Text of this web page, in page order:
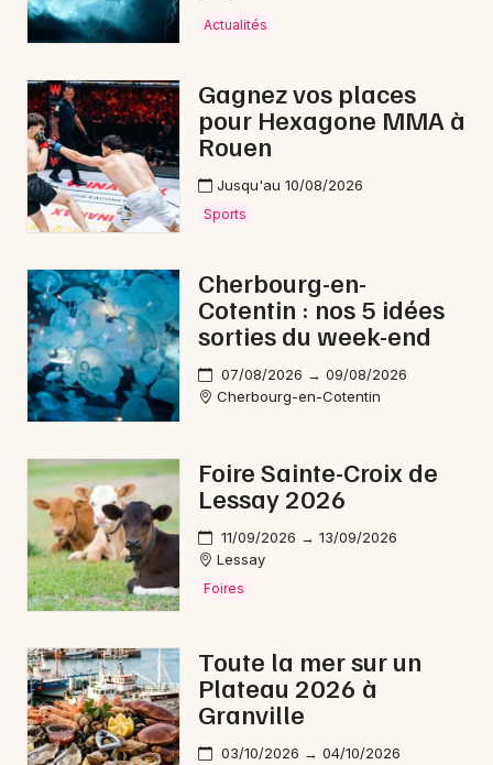
Mon email
Je m'abonne
Actualités
Gagnez vos places
pour Hexagone MMA à
Rouen
Jusqu'au 10/08/2026
Sports
Cherbourg-en-
Cotentin : nos 5 idées
sorties du week-end
07/08/2026 → 09/08/2026
Cherbourg-en-Cotentin
Foire Sainte-Croix de
Lessay 2026
11/09/2026 → 13/09/2026
Lessay
Foires
Toute la mer sur un
Plateau 2026 à
Granville
03/10/2026 → 04/10/2026